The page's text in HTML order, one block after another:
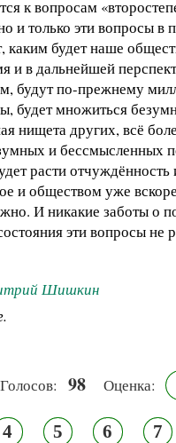
к вопросам
и только эти вопросы в
каким будет наше
и в дальнейшей
будут по-прежнему
будет множиться
нищета других, всё
и бессмысленных
расти отчуждённость
и обществом уже
И никакие заботы о
эти вопросы не
Шишкин
Голосов: 98 Оценка:
4 5 6 7